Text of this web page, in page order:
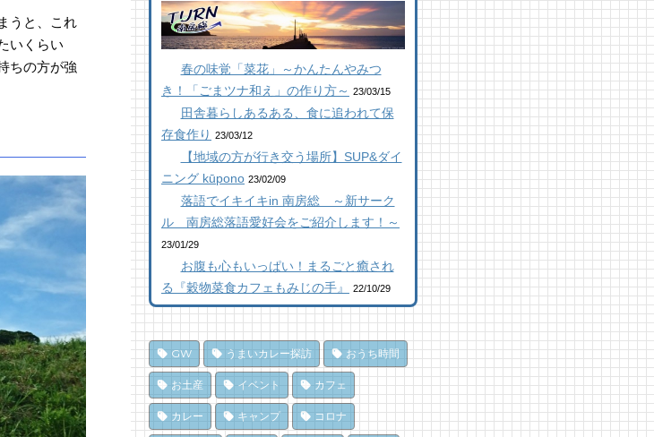
うと、これ
いくらい
ちの方が強
25 views|byなべたゆかり
【コラボ】ジビエも揃う、鮮度
抜群の南房総おさかなセンター
【安房國テレビ】
23 views |byなべたゆかり
南房総こんな素敵な所があっ
た！| かじか橋
20 views|byCAT SEA KURO
乗馬初心者の私でも、海辺を楽
しく散策できた！ 乗馬体験レ
ポート
海辺のナポリターノピザ
「Goccia(ゴッチャ)」
和田町仁我浦で、エコヴィレッ
ジUMIKAZE開拓中！
16 views|byあわみなこ
ドライブ休憩にオススメ！「と
みうら元気倶楽部」でホッと一
息♪
千倉町
112 views|by原みりか
館山にオープン！地域の素材か
らはじめる物作り工房
109 views|by なべたゆかり
南房総こんな素敵な所があっ
た！| かじか橋
101 views|byCAT SEA KURO
【コラボ】ジビエも揃う、鮮度
抜群の南房総おさかなセンター
【安房國テレビ】
乗馬初心者の私でも、海辺を楽
しく散策できた！ 乗馬体験レ
ポート
77 views|byなべたゆかり
夏のごほうびにこだわりのかき
氷を風菓堂で
77 views
| byフジイ ミツコ
夏だ、クジラ到来。クジラに会
いに和田町に行こう！〈前編〉
ーキ屋さん「プチ アンジュ」
17,148 views|by福美
南房総パン屋めぐり【２】
橋本屋製パン店（館山市）
12,847 views| bychoco-love
南房総こんな素敵な所があっ
た！| かじか橋
12,021 views |byCAT SEA
KURO
南房総の海を食らう！天然とこ
ろてん専門店
10,866 views
|by 原みりか
南房総パン屋めぐり【3】石窯
パン工房そろそろ（鴨川市）前
編パン
10,838 views|bychoco-love
南房総パン屋めぐり【１】
クリケット（鴨川市）
10,471 views|bychoco-love
冬でも楽しめる！沖ノ島の無人
春の味覚「菜花」～かんたんやみつ
き！「ごまツナ和え」の作り方～ 23/03/15
田舎暮らしあるある、食に追われて保
存食作り 23/03/12
【地域の方が行き交う場所】SUP&ダイ
ニング kūpono 23/02/09
落語でイキイキin 南房総 ～新サーク
ル 南房総落語愛好会をご紹介します！～
23/01/29
お腹も心もいっぱい！まるごと癒され
る『穀物菜食カフェもみじの手』
22/10/29
GW うまいカレー探訪 おうち時間
お土産 イベント カフェ
カレー キャンプ コロナ